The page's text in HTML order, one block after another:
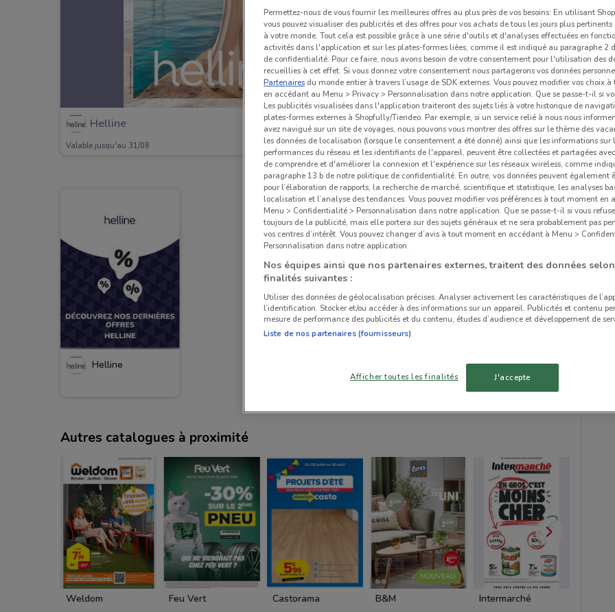
Helline
Valable jusqu'au 31/08
Helline
Autres catalogues à proximité
Weldom Feu Vert Castorama
NOUVEAU
B&M Intermarché
Permettez-nous de vous fournir les meilleures offres au plus près de vos besoins: En utilisant
vous pouvez visualiser des publicités et des offres pour vos achats de tous les jours plus pertinents
à votre monde. Tout cela est possible grâce à une série d'outils et d'analyses effectuées en
activités dans l'application et sur les plates-formes liées, comme il est indiqué au paragraphe 2
de confidentialité. Pour ce faire, nous avons besoin de votre consentement pour l'utilisation des
recueillies à cet effet. Si vous donnez votre consentement nous partagerons vos données
Partenaires du monde entier à travers l’usage de SDK externes. Vous pouvez modifier vos choix
en accédant au Menu > Privacy > Personnalisation dans notre application. Que se passe-t-il si
Les publicités visualisées dans l'application traiteront des sujets liés à votre historique de
plates-formes externes à Shopfully/Tiendeo. Par exemple, si un service relié à nous nous
avez navigué sur un site de voyages, nous pouvons vous montrer des offres sur le thème des
les données de localisation (lorsque le consentement a été donné) ainsi que les informations sur
performances du réseau et les identifiants de l'appareil, peuvent être collectées et partagées
de comprendre et d'améliorer la connexion et l'expérience sur les réseaux wireless, comme
paragraphe 13.b de notre politique de confidentialité. En outre, vos données peuvent également
pour l’élaboration de rapports, la recherche de marché, scientifique et statistique, les analyses
localisation et l’analyse des tendances. Vous pouvez modifier vos préférences à tout moment en
Menu > Confidentialité > Personnalisation dans notre application. Que se passe-t-il si vous
toujours de la publicité, mais elle portera sur des sujets généraux et ne sera probablement pas
vos centres d’intérêt. Vous pouvez changer d’avis à tout moment en accédant à Menu >
Personnalisation dans notre application.
Nos équipes ainsi que nos partenaires externes, traitent des données
finalités suivantes :
Utiliser des données de géolocalisation précises. Analyser activement les caractéristiques de
l’identification. Stocker et/ou accéder à des informations sur un appareil. Publicités et contenu
mesure de performance des publicités et du contenu, études d’audience et développement de
Liste de nos partenaires (fournisseurs)
Afficher toutes les finalités J'accepte